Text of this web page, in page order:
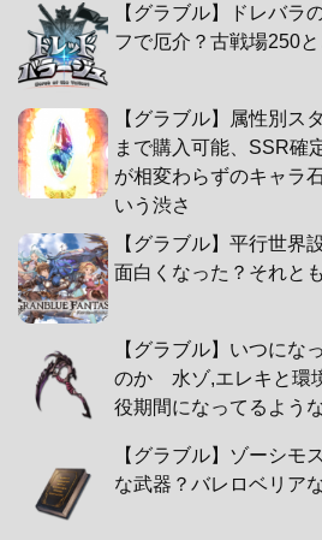
【グラブル】ドレバラ
フで厄介？古戦場250
【グラブル】属性別ス
まで購入可能、SSR確
が相変わらずのキャラ
いう渋さ
【グラブル】平行世界
面白くなった？それと
【グラブル】いつにな
のか 水ゾ,エレキと環
役期間になってるよう
【グラブル】ゾーシモ
な武器？バレロベリア